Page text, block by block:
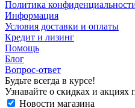
Политика
Информация
Условия доставки и оплаты
Кредит и лизинг
Помощь
Блог
Вопрос-ответ
Будьте всегда в курсе!
Узнавайте о скидках и акциях
Новости магазина